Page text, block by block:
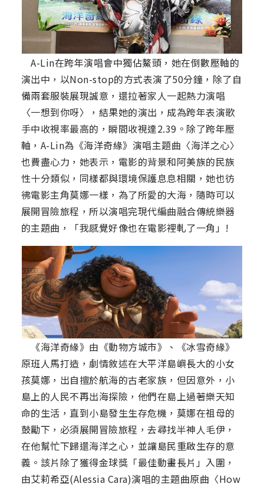
A-Lin在跨年演唱會中獨佔鰲頭，她在倒數壓軸的
演出中，以Non-stop的方式表演了50分鐘，除了自
備兩套服裝展現誠意，還拉著家人一起熱力演唱
〈一想到你呀〉，結果她的演出，成為跨年表演歌
手中收視率最高的，瞬間收視達2.39。除了跨年壓
軸，A-Lin為《海洋奇緣》演唱主題曲〈海洋之心〉
也費盡心力，她表示，電影的背景和阿美族的民族
性十分類似，同樣都與環境保護息息相關，她也彷
彿電影主角莫娜一樣，為了所愛的大海，隨時可以
展開冒險旅程，所以演唱完現代編曲融合傳統樂器
的主題曲，「我感覺好像也在電影裡軋了一角」!
《海洋奇緣》由《動物方城市》、《冰雪奇緣》
原班人馬打造，劇情敘述在大平洋島嶼長大的小女
孩莫娜，出自擅於航海的古老家族，但因意外，小
島上的人民不再出海探險，他們在島上過著樂天知
命的生活，直到小島發生生存危機，莫娜在祖母的
鼓勵下，必須展開冒險旅程，去尋找半神人毛伊，
在他幫忙下歸還海洋之心，並讓島民重啟生存的意
義。該片除了獲得金球獎「最佳動畫長片」入圍，
由艾莉希亞(Alessia Cara)演唱的主題曲原曲〈How